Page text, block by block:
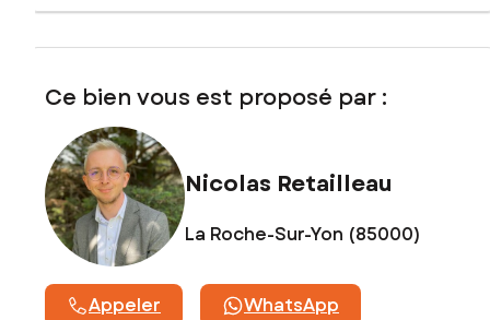
www.georisques.gouv.fr
: 06 24 90 46 62, E-mail : nicolas.retailleau@safti.fr - EI -
Agent commercial immatriculé au RSAC de LA ROCHE-SUR-
YON sous le numéro 848044673
Ce bien vous est proposé par :
Nicolas Retailleau
La Roche-Sur-Yon (85000)
Appeler WhatsApp